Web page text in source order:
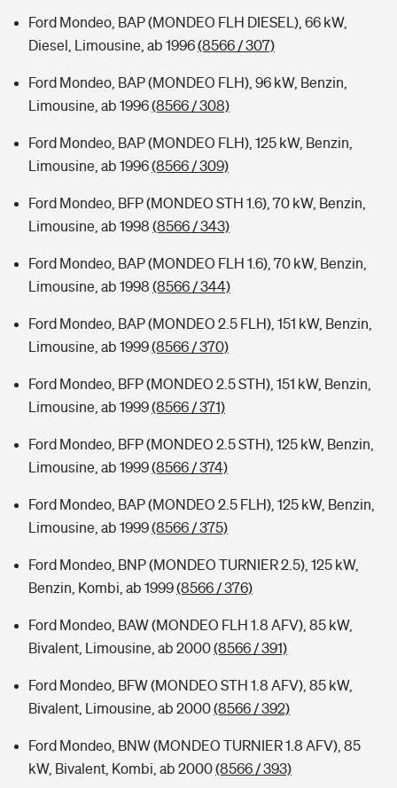
Ford Mondeo, BAP (MONDEO FLH DIESEL), 66 kW,
Diesel, Limousine, ab 1996(8566 / 307)
Ford Mondeo, BAP (MONDEO FLH), 96 kW, Benzin,
Limousine, ab 1996(8566 / 308)
Ford Mondeo, BAP (MONDEO FLH), 125 kW, Benzin,
Limousine, ab 1996(8566 / 309)
Ford Mondeo, BFP (MONDEO STH 1.6), 70 kW, Benzin,
Limousine, ab 1998 (8566 / 343)
Ford Mondeo, BAP (MONDEO FLH 1.6), 70 kW, Benzin,
Limousine, ab 1998 (8566 / 344)
Ford Mondeo, BAP (MONDEO 2.5 FLH), 151 kW, Benzin,
Limousine, ab 1999(8566 / 370)
Ford Mondeo, BFP (MONDEO 2.5 STH), 151 kW, Benzin,
Limousine, ab 1999(8566 / 371)
Ford Mondeo, BFP (MONDEO 2.5 STH), 125 kW, Benzin,
Limousine, ab 1999(8566 / 374)
Ford Mondeo, BAP (MONDEO 2.5 FLH), 125 kW, Benzin,
Limousine, ab 1999(8566 / 375)
Ford Mondeo, BNP (MONDEO TURNIER 2.5), 125 kW,
Benzin, Kombi, ab 1999(8566 / 376)
Ford Mondeo, BAW (MONDEO FLH 1.8 AFV), 85 kW,
Bivalent, Limousine, ab 2000(8566 / 391)
Ford Mondeo, BFW (MONDEO STH 1.8 AFV), 85 kW,
Bivalent, Limousine, ab 2000(8566 / 392)
Ford Mondeo, BNW (MONDEO TURNIER 1.8 AFV), 85
kW, Bivalent, Kombi, ab 2000(8566 / 393)